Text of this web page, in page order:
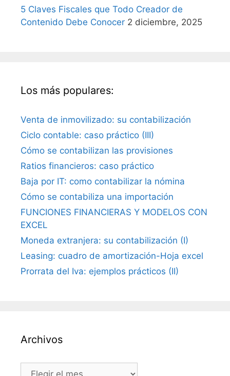
5 Claves Fiscales que Todo Creador de
Contenido Debe Conocer 2 diciembre, 2025
Los más populares:
Venta de inmovilizado: su contabilización
Ciclo contable: caso práctico (III)
Cómo se contabilizan las provisiones
Ratios financieros: caso práctico
Baja por IT: como contabilizar la nómina
Cómo se contabiliza una importación
FUNCIONES FINANCIERAS Y MODELOS CON
EXCEL
Moneda extranjera: su contabilización (I)
Leasing: cuadro de amortización-Hoja excel
Prorrata del Iva: ejemplos prácticos (II)
Archivos
Archivos